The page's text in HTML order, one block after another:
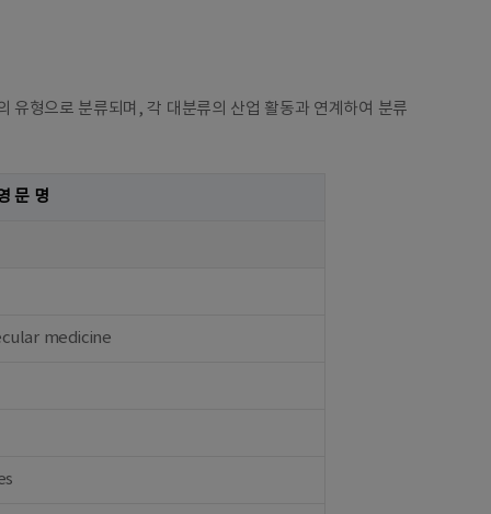
유형으로 분류되며, 각 대분류의 산업 활동과 연계하여 분류
문 명
medicine